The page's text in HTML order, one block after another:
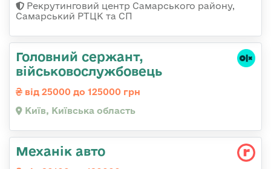
Рекрутинговий центр Самарського району,
Самарський РТЦК та СП
Головний сержант,
військовослужбовець
від 25000 до 125000 грн
Київ, Київська область
Механік авто